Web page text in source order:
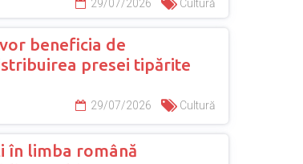
29/07/2026 Cultură
beneficia de
presei tipărite
29/07/2026 Cultură
în limba română